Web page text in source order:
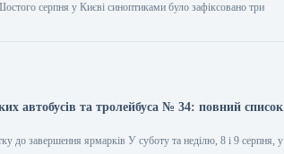
серпня у Києві синоптиками було зафіксовано три
автобусів та тролейбуса № 34: повний список
до завершення ярмарків У суботу та неділю, 8 і 9 серпня, у